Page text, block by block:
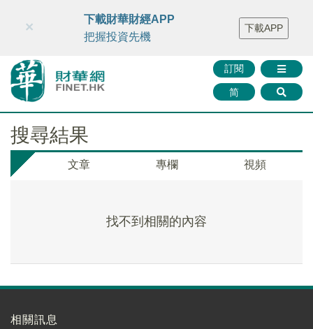
財華智庫網 FINTV FINMETA 財華證券 媒體矩陣
智庫沙龍
聯絡我們
訂閱
简
×
下載財華財經APP
把握投資先機
下載APP
搜尋結果
文章 專欄 視頻
找不到相關的內容
相關訊息